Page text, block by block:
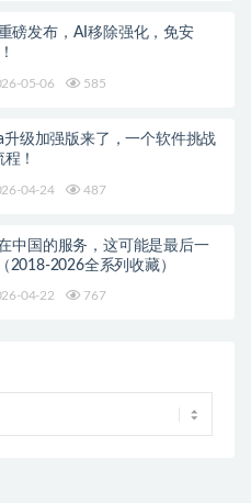
磅发布，AI移除强化，免安
05-06 585
升级加强版来了，一个软件挑战
！
04-24 487
中国的服务，这可能是最后一
2018-2026全系列收藏）
04-22 767